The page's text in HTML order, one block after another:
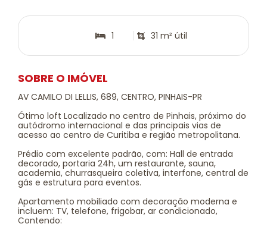
1 31 m² útil
SOBRE O IMÓVEL
AV CAMILO DI LELLIS, 689, CENTRO, PINHAIS-PR
Ótimo loft Localizado no centro de Pinhais, próximo do
autódromo internacional e das principais vias de
acesso ao centro de Curitiba e região metropolitana.
Prédio com excelente padrão, com: Hall de entrada
decorado, portaria 24h, um restaurante, sauna,
academia, churrasqueira coletiva, interfone, central de
gás e estrutura para eventos.
Apartamento mobiliado com decoração moderna e
incluem: TV, telefone, frigobar, ar condicionado,
Contendo: